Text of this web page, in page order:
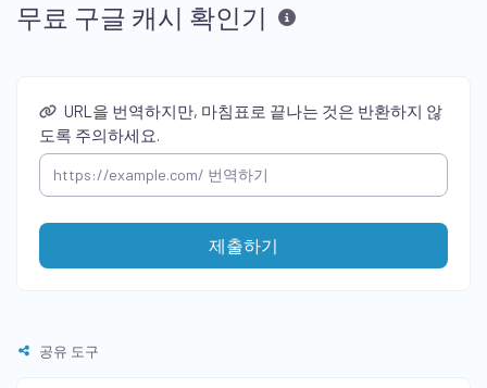
무료 구글 캐시 확인기
URL을 번역하지만, 마침표로 끝나는 것은 반환하지 않
도록 주의하세요.
제출하기
공유 도구